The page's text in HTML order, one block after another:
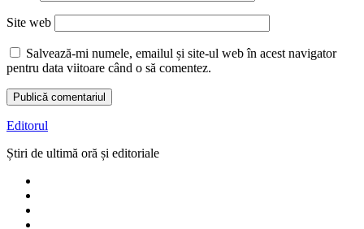
Site web
Salvează-mi numele, emailul și site-ul web în acest navigator
pentru data viitoare când o să comentez.
Editorul
Știri de ultimă oră și editoriale